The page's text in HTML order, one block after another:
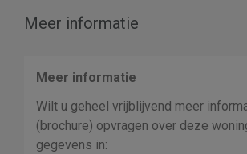
Meer informatie
Meer informatie
Wilt u geheel vrijblijvend meer
(brochure) opvragen over deze
gegevens in: